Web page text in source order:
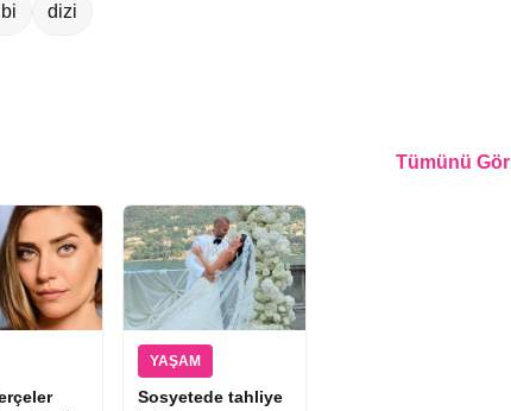
dizi
Tümünü Gör
YAŞAM
Sosyetede tahliye